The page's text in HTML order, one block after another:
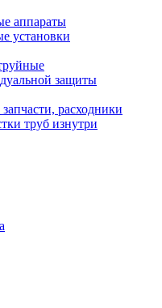
аппараты
установки
защиты
расходники
труб изнутри